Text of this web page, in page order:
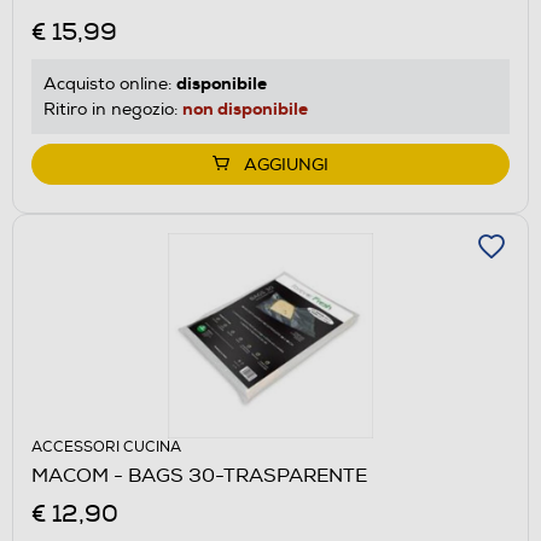
€ 15,99
Acquisto online: disponibile
Ritiro in negozio: non disponibile
AGGIUNGI
ACCESSORI CUCINA
MACOM - BAGS 30-TRASPARENTE
€ 12,90